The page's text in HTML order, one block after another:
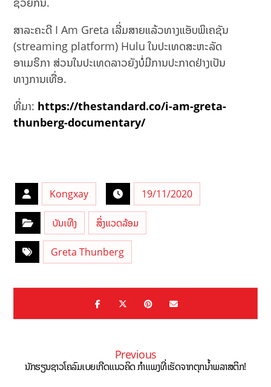
ສາລະຄະດີ I Am Greta ເລີ່ມສາຍແລ້ວທາງແອັບພິເຄຊັນ
(streaming platform) Hulu ໃນປະເທດສະຫະລັດ
ອາເມຣິກາ ສ່ວນໃນປະເທດລາວຍັງບໍ່ມີການປະກາດຢ່າງເປັນ
ທາງການເທື່ອ.
ທີ່ມາ: https://thestandard.co/i-am-greta-
thunberg-documentary/
Kongxay 19/11/2020
ບັນເທີງ ສິ່ງແວດລ້ອມ
Greta Thunberg
Previous
ນັກຮຽນຊາວໂຄລົມເບຍເກີດແນວຄິດ ກຳແພງທີ່ເຮັດຈາກຕຸກນ້ຳພລາສຕິກ!